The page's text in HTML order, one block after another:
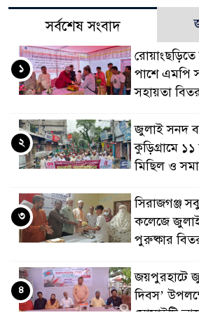
সর্বশেষ সংবাদ
রোয়াংছড়িতে
পাশে এমপি
সহায়তা
১
জুলাই সনদ
কুড়িগ্রামে
মিছিল ও
২
সিরাজগঞ্জ
কলেজে
পুরুষ্কার
৩
জয়পুরহাটে
দিবস’
সোসাইটি
৪